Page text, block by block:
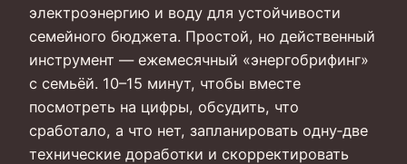
электроэнергию и воду для устойчивости
семейного бюджета. Простой, но действенный
инструмент — ежемесячный «энергобрифинг»
с семьёй. 10–15 минут, чтобы вместе
посмотреть на цифры, обсудить, что
сработало, а что нет, запланировать одну‑две
технические доработки и скорректировать